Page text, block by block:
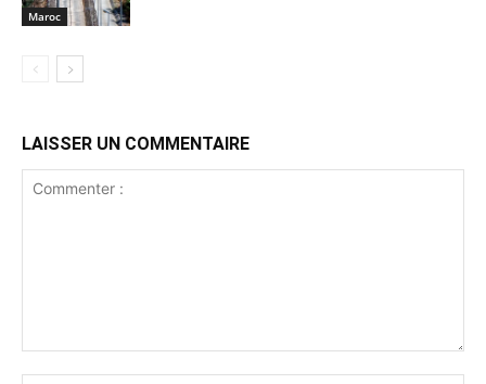
Maroc
LAISSER UN COMMENTAIRE